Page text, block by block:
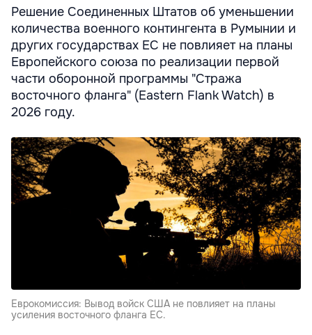
Решение Соединенных Штатов об уменьшении
количества военного контингента в Румынии и
других государствах ЕС не повлияет на планы
Европейского союза по реализации первой
части оборонной программы "Стража
восточного фланга" (Eastern Flank Watch) в
2026 году.
Еврокомиссия: Вывод войск США не повлияет на планы
усиления восточного фланга ЕС.